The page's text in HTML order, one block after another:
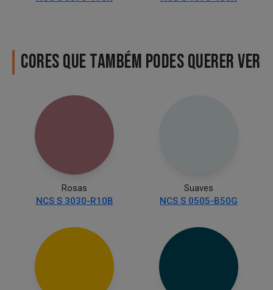
CORES QUE TAMBÉM PODES QUERER VER
Rosas
NCS S 3030-R10B
Suaves
NCS S 0505-B50G